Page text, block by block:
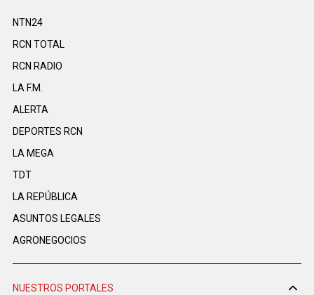
NTN24
RCN TOTAL
RCN RADIO
LA F.M.
ALERTA
DEPORTES RCN
LA MEGA
TDT
LA REPÚBLICA
ASUNTOS LEGALES
AGRONEGOCIOS
NUESTROS PORTALES